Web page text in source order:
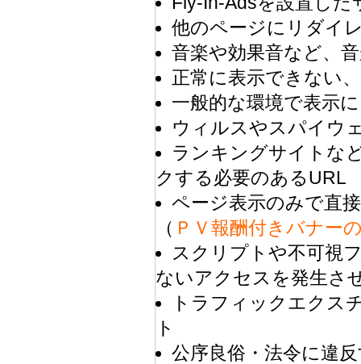
他のページにリダイ
音楽や効果音など、
正常に表示できない
一般的な環境で表示
ウィルスやスパイウ
ランキングサイトな
クする必要のあるURL
ページ表示のみで直
（ ＰＶ報酬付きバナー
スクリプトや不可視
ないアクセスを発生さ
トラフィックエクス
ト
公序良俗・法令に違